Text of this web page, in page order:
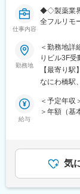
推進役です
■担当プロ
・大学研究
※案件は紹
てくる」よ
※1人あたり
■主な業務
・PM業務
ン設計・
行
●PSG解析
仕事内容
◆◇製薬業界
全フルリモ
戦略のコ
■仕事内容：
医薬品開
各種申請資
新薬承認
成までを
る資料の整
・製造方
・安定性
勤務地
＜勤務地詳
りビル3F受
【最寄り駅】
なにわ橋駅
給与
＜予定年収
＞年額（基
平均で夏2
り、選考
当を含めた
気